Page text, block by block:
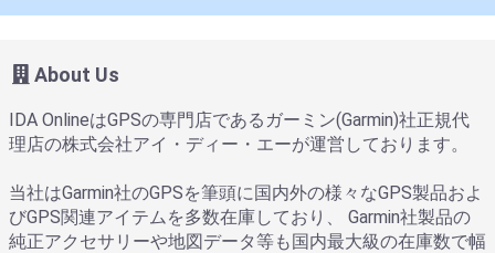
About Us
IDA OnlineはGPSの専門店であるガーミン(Garmin)社正規代
理店の株式会社アイ・ディー・エーが運営しております。
当社はGarmin社のGPSを筆頭に国内外の様々なGPS製品およ
びGPS関連アイテムを多数在庫しており、 Garmin社製品の
純正アクセサリーや地図データ等も国内最大級の在庫数で幅